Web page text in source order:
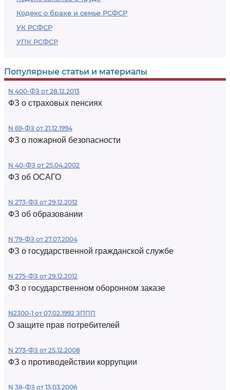
Кодекс о браке и семье РСФСР
УК РСФСР
УПК РСФСР
Популярные статьи и материалы
N 400-ФЗ от 28.12.2013
ФЗ о страховых пенсиях
N 69-ФЗ от 21.12.1994
ФЗ о пожарной безопасности
N 40-ФЗ от 25.04.2002
ФЗ об ОСАГО
N 273-ФЗ от 29.12.2012
ФЗ об образовании
N 79-ФЗ от 27.07.2004
ФЗ о государственной гражданской службе
N 275-ФЗ от 29.12.2012
ФЗ о государственном оборонном заказе
N2300-1 от 07.02.1992 ЗППП
О защите прав потребителей
N 273-ФЗ от 25.12.2008
ФЗ о противодействии коррупции
N 38-ФЗ от 13.03.2006